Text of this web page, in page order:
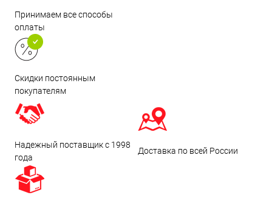
Принимаем все способы
оплаты
Скидки постоянным
покупателям
Надежный поставщик с 1998
года
Доставка по всей России